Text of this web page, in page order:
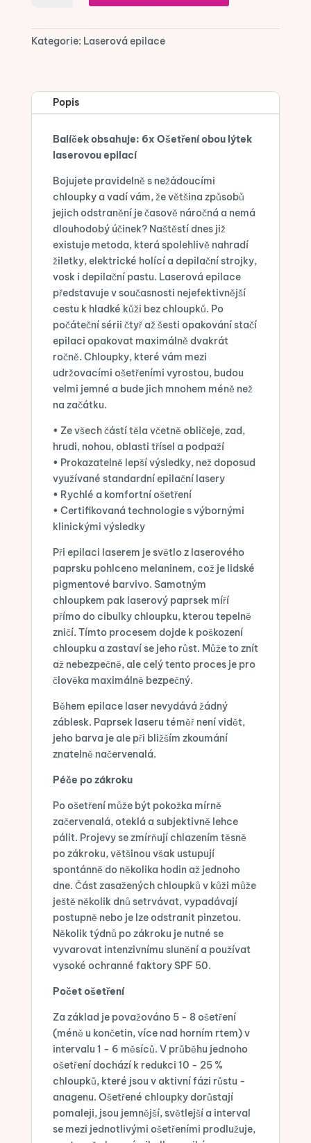
lýtek
Kategorie: Laserová epilace
Popis
Balíček obsahuje: 6x Ošetření obou lýtek
laserovou epilací
Bojujete pravidelně s nežádoucími
chloupky a vadí vám, že většina způsobů
jejich odstranění je časově náročná a nemá
dlouhodobý účinek? Naštěstí dnes již
existuje metoda, která spolehlivě nahradí
žiletky, elektrické holící a depilační strojky,
vosk i depilační pastu. Laserová epilace
představuje v současnosti nejefektivnější
cestu k hladké kůži bez chloupků. Po
počáteční sérii čtyř až šesti opakování stačí
epilaci opakovat maximálně dvakrát
ročně. Chloupky, které vám mezi
udržovacími ošetřeními vyrostou, budou
velmi jemné a bude jich mnohem méně než
na začátku.
• Ze všech částí těla včetně obličeje, zad,
hrudi, nohou, oblasti třísel a podpaží
• Prokazatelně lepší výsledky, než doposud
využívané standardní epilační lasery
• Rychlé a komfortní ošetření
• Certifikovaná technologie s výbornými
klinickými výsledky
Při epilaci laserem je světlo z laserového
paprsku pohlceno melaninem, což je lidské
pigmentové barvivo. Samotným
chloupkem pak laserový paprsek míří
přímo do cibulky chloupku, kterou tepelně
zničí. Tímto procesem dojde k poškození
chloupku a zastaví se jeho růst. Může to znít
až nebezpečně, ale celý tento proces je pro
člověka maximálně bezpečný.
Během epilace laser nevydává žádný
záblesk. Paprsek laseru téměř není vidět,
jeho barva je ale při bližším zkoumání
znatelně načervenalá.
Péče po zákroku
Po ošetření může být pokožka mírně
začervenalá, oteklá a subjektivně lehce
pálit. Projevy se zmírňují chlazením těsně
po zákroku, většinou však ustupují
spontánně do několika hodin až jednoho
dne. Část zasažených chloupků v kůži může
ještě několik dnů setrvávat, vypadávají
postupně nebo je lze odstranit pinzetou.
Několik týdnů po zákroku je nutné se
vyvarovat intenzivnímu slunění a používat
vysoké ochranné faktory SPF 50.
Počet ošetření
Za základ je považováno 5 - 8 ošetření
(méně u končetin, více nad horním rtem) v
intervalu 1 - 6 měsíců. V průběhu jednoho
ošetření dochází k redukci 10 - 25 %
chloupků, které jsou v aktivní fázi růstu -
anagenu. Ošetřené chloupky dorůstají
pomaleji, jsou jemnější, světlejší a interval
se mezi jednotlivými ošetřeními prodlužuje,